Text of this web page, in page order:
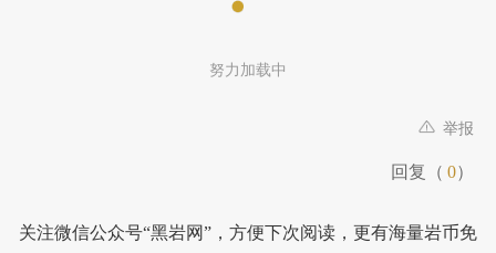
努力加载中
举报
回复（ 0）
关注微信公众号“黑岩网”，方便下次阅读，更有海量岩币免